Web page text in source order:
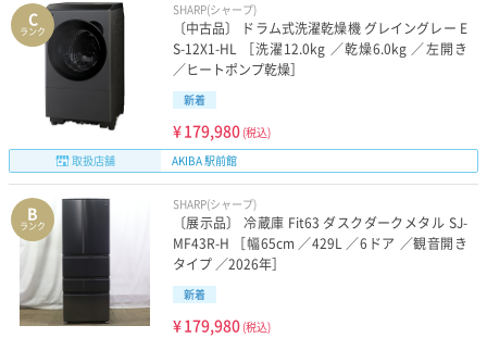
C
ランク
SHARP(シャープ)
〔中古品〕 ドラム式洗濯乾燥機 グレイングレー E
S-12X1-HL ［洗濯12.0kg ／乾燥6.0kg ／左開き
／ヒートポンプ乾燥］
新着
¥179,980 (税込)
取扱店舗
AKIBA 駅前館
B
ランク
SHARP(シャープ)
〔展示品〕 冷蔵庫 Fit63 ダスクダークメタル SJ-
MF43R-H ［幅65cm ／429L ／6ドア ／観音開き
タイプ ／2026年］
新着
¥179,980 (税込)